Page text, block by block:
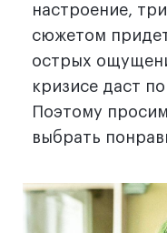
настроение,
сюжетом
острых
кризисе даст
Поэтому
выбрать